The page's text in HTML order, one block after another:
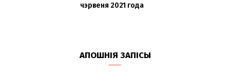
чэрвеня 2021 года
АПОШНІЯ ЗАПІСЫ